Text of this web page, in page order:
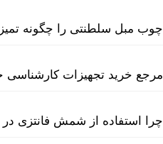
چوب مبل سلطنتی را چگونه تمیز
مرجع خرید تجهیزات کارشناسی
چرا استفاده از شمش فانتزی